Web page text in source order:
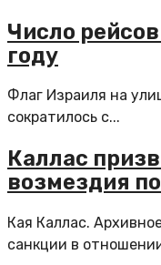
Число
году
Флаг Израиля на
сократилось с...
Каллас
возмездия
Кая Каллас.
санкции в